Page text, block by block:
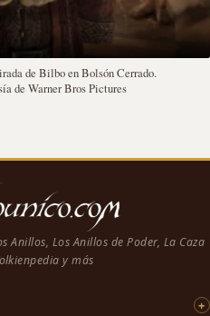
de Bilbo en Bolsón Cerrado.
de Warner Bros Pictures
Anillos, Los Anillos de Poder, La Caza
y más